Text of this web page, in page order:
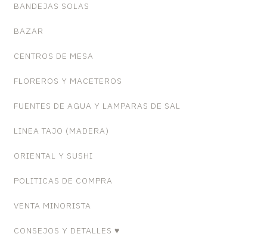
BANDEJAS SOLAS
BAZAR
CENTROS DE MESA
FLOREROS Y MACETEROS
FUENTES DE AGUA Y LAMPARAS DE SAL
LINEA TAJO (MADERA)
ORIENTAL Y SUSHI
POLITICAS DE COMPRA
VENTA MINORISTA
CONSEJOS Y DETALLES ♥